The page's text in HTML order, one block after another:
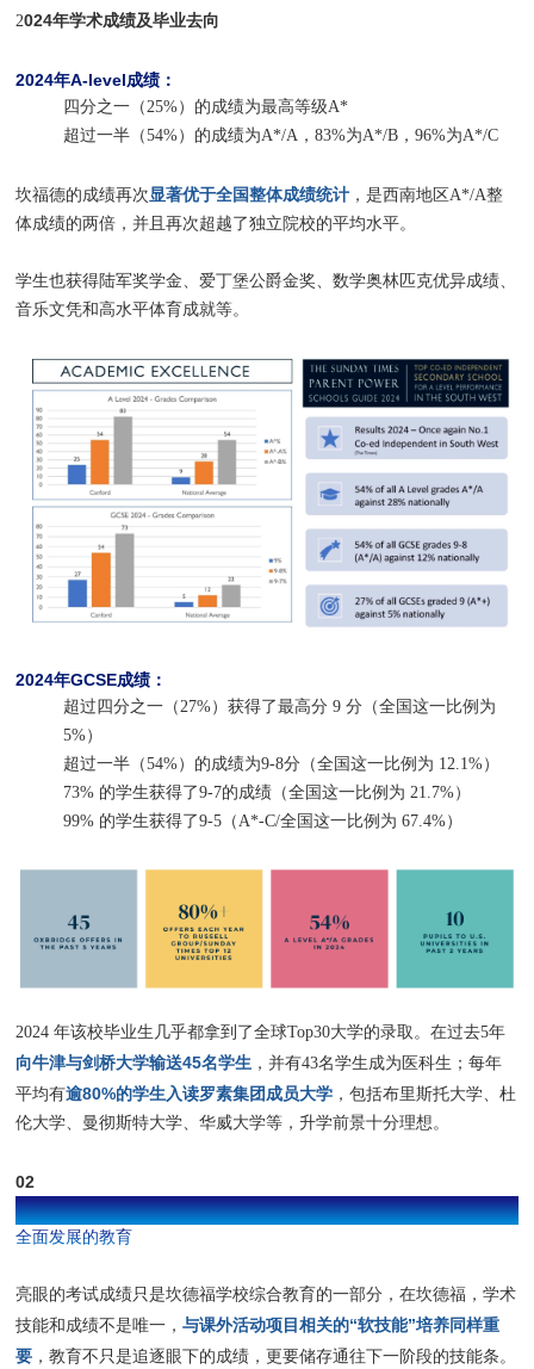
2024年学术成绩及毕业去向
2024年A-level成绩：
四分之一（25%）的成绩为最高等级A*
超过一半（54%）的成绩为A*/A，83%为A*/B，96%为A*/C
坎福德的成绩再次显著优于全国整体成绩统计 ，是西南地区A*/A整
体成绩的两倍，并且再次超越了独立院校的平均水平。
学生也获得陆军奖学金、爱丁堡公爵金奖、数学奥林匹克优异成绩、
音乐文凭和高水平体育成就等。
2024年GCSE成绩：
超过四分之一（27%）获得了最高分 9 分（全国这一比例为
5%）
超过一半（54%）的成绩为9-8分（全国这一比例为 12.1%）
73% 的学生获得了9-7的成绩（全国这一比例为 21.7%）
99% 的学生获得了9-5（A*-C/全国这一比例为 67.4%）
2024 年该校毕业生几乎都拿到了全球Top30大学的录取。在过去5年
向牛津与剑桥大学输送45名学生 ，并有43名学生成为医科生；每年
平均有逾80%的学生入读罗素集团成员大学 ，包括布里斯托大学、杜
伦大学、曼彻斯特大学、华威大学等，升学前景十分理想。
02
软硬实力双栖发展
全面发展的教育
亮眼的考试成绩只是坎德福学校综合教育的一部分，在坎德福，学术
技能和成绩不是唯一，与课外活动项目相关的“软技能”培养同样重
要 ，教育不只是追逐眼下的成绩，更要储存通往下一阶段的技能条。